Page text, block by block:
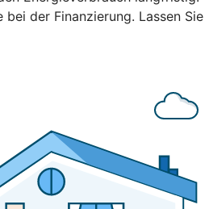
der Finanzierung. Lassen Sie